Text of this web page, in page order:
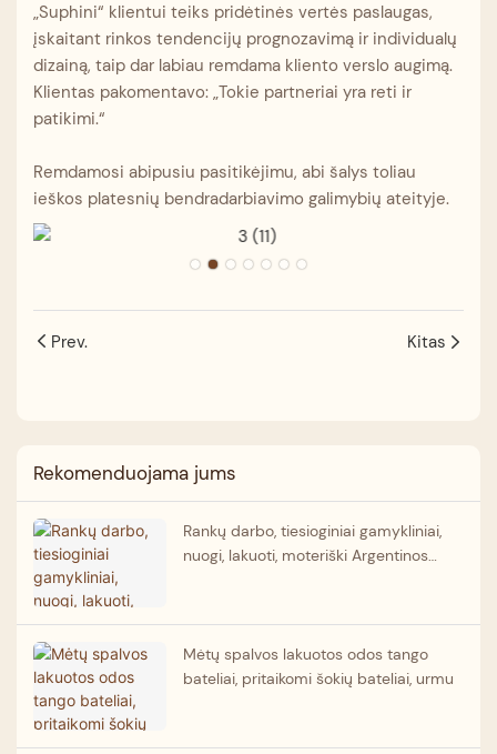
„Suphini“ klientui teiks pridėtinės vertės paslaugas,
įskaitant rinkos tendencijų prognozavimą ir individualų
dizainą, taip dar labiau remdama kliento verslo augimą.
Klientas pakomentavo: „Tokie partneriai yra reti ir
patikimi.“
Remdamosi abipusiu pasitikėjimu, abi šalys toliau
ieškos platesnių bendradarbiavimo galimybių ateityje.
Prev. Kitas
Rekomenduojama jums
Rankų darbo, tiesioginiai gamykliniai,
nuogi, lakuoti, moteriški Argentinos
Mėtų spalvos lakuotos odos tango
bateliai, pritaikomi šokių bateliai, urmu